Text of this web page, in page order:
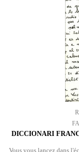
DICCIONARI
Vous vous lancez dans